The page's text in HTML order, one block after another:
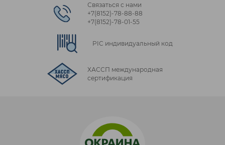
Связаться с нами
+7(8152)‑78‑88‑88
+7(8152)‑78‑01‑55
PIC индивидуальный код
ХАССП международная
сертификация